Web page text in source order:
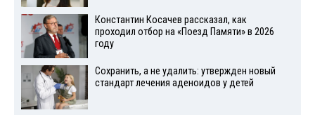
Константин Косачев рассказал, как
проходил отбор на «Поезд Памяти» в 2026
году
Сохранить, а не удалить: утвержден новый
стандарт лечения аденоидов у детей